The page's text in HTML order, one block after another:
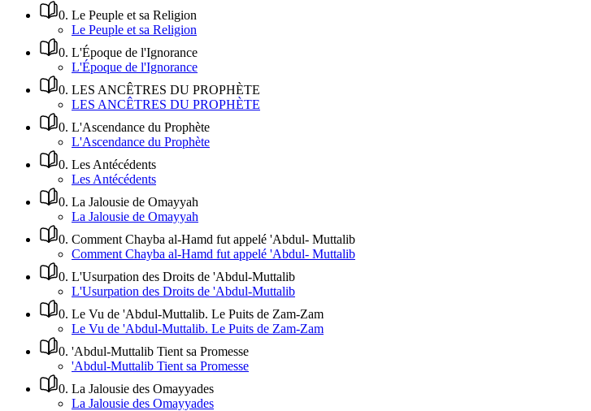
0. Le Peuple et sa Religion
Le Peuple et sa Religion
0. L'Époque de l'Ignorance
L'Époque de l'Ignorance
0. LES ANCÊTRES DU PROPHÈTE
LES ANCÊTRES DU PROPHÈTE
0. L'Ascendance du Prophète
L'Ascendance du Prophète
0. Les Antécédents
Les Antécédents
0. La Jalousie de Omayyah
La Jalousie de Omayyah
0. Comment Chayba al-Hamd fut appelé 'Abdul- Muttalib
Comment Chayba al-Hamd fut appelé 'Abdul- Muttalib
0. L'Usurpation des Droits de 'Abdul-Muttalib
L'Usurpation des Droits de 'Abdul-Muttalib
0. Le Vu de 'Abdul-Muttalib. Le Puits de Zam-Zam
Le Vu de 'Abdul-Muttalib. Le Puits de Zam-Zam
0. 'Abdul-Muttalib Tient sa Promesse
'Abdul-Muttalib Tient sa Promesse
0. La Jalousie des Omayyades
La Jalousie des Omayyades